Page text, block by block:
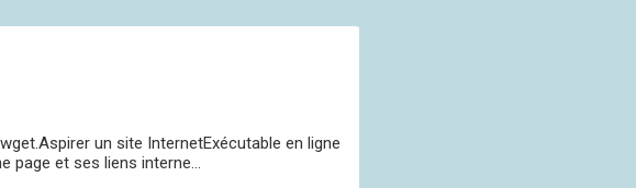
un site InternetExécutable en ligne
page et ses liens interne...